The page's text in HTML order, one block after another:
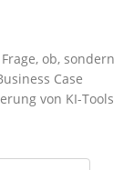
ob, sondern
Case
von KI-Tools